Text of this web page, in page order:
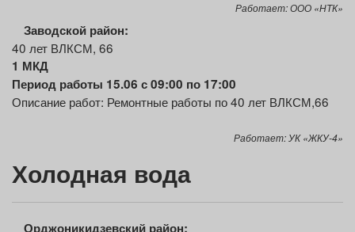
Работает: ООО «НТК»
Заводской район:
40 лет ВЛКСМ, 66
1 МКД
Период работы 15.06 с 09:00 по 17:00
Описание работ: Ремонтные работы по 40 лет ВЛКСМ,66
Работает: УК «ЖКУ-4»
Холодная вода
Орджоникидзевский район: